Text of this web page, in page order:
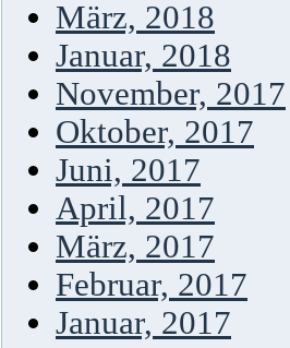
März, 2018
Januar, 2018
November, 2017
Oktober, 2017
Juni, 2017
April, 2017
März, 2017
Februar, 2017
Januar, 2017